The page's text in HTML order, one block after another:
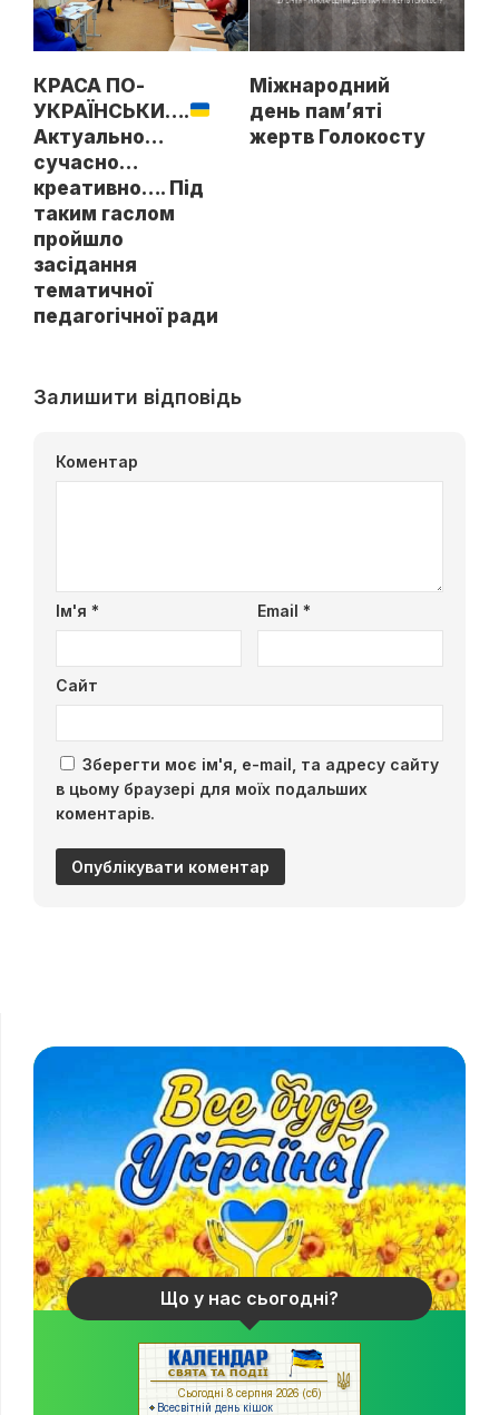
КРАСА ПО-
УКРАЇНСЬКИ….
Актуально…
сучасно…
креативно…. Під
таким гаслом
пройшло
засідання
тематичної
педагогічної ради
Міжнародний
день пам’яті
жертв Голокосту
Залишити відповідь
Коментар
Ім'я * Email *
Сайт
Зберегти моє ім'я, e-mail, та адресу сайту
в цьому браузері для моїх подальших
коментарів.
Що у нас сьогодні?